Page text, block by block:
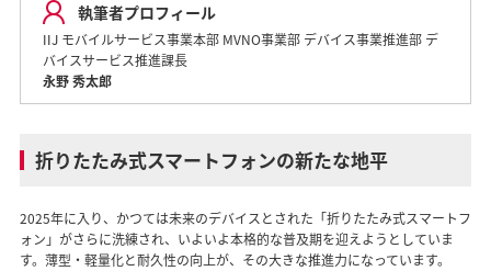
執筆者プロフィール
IIJ モバイルサービス事業本部 MVNO事業部 デバイス事業推進部 デ
バイスサービス推進課長
永野 秀太郎
折りたたみ式スマートフォンの新たな地平
2025年に入り、かつては未来のデバイスとされた「折りたたみ式スマートフ
ォン」がさらに洗練され、いよいよ本格的な普及期を迎えようとしていま
す。薄型・軽量化と耐久性の向上が、その大きな推進力になっています。